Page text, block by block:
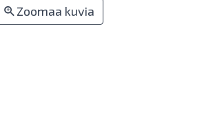
Zoomaa kuvia